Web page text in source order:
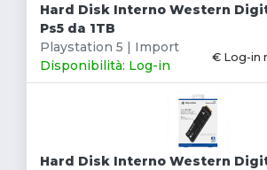
Hard Disk Interno Western
Ps5 da 1TB
Playstation 5 | Import
Disponibilità: Log-in
€ Log-in
Hard Disk Interno Western